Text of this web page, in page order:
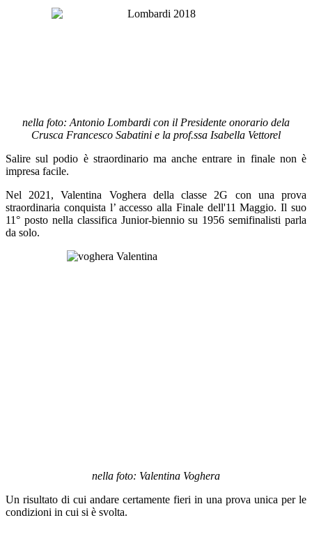
nella foto: Antonio Lombardi con il Presidente onorario dela
Crusca Francesco Sabatini e la prof.ssa Isabella Vettorel
Salire sul podio è straordinario ma anche entrare in finale non è
impresa facile.
Nel 2021, Valentina Voghera della classe 2G con una prova
straordinaria conquista l’ accesso alla Finale dell'11 Maggio. Il suo
11° posto nella classifica Junior-biennio su 1956 semifinalisti parla
da solo.
nella foto: Valentina Voghera
Un risultato di cui andare certamente fieri in una prova unica per le
condizioni in cui si è svolta.